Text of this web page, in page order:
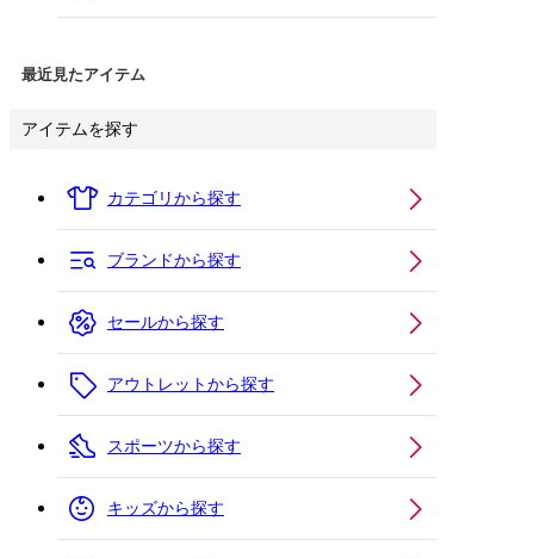
最近見たアイテム
アイテムを探す
カテゴリから探す
ブランドから探す
セールから探す
アウトレットから探す
スポーツから探す
キッズから探す